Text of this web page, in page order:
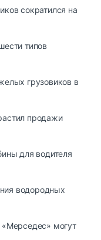
сократился на
типов
грузовиков в
продажи
для водителя
водородных
«Мерседес» могут